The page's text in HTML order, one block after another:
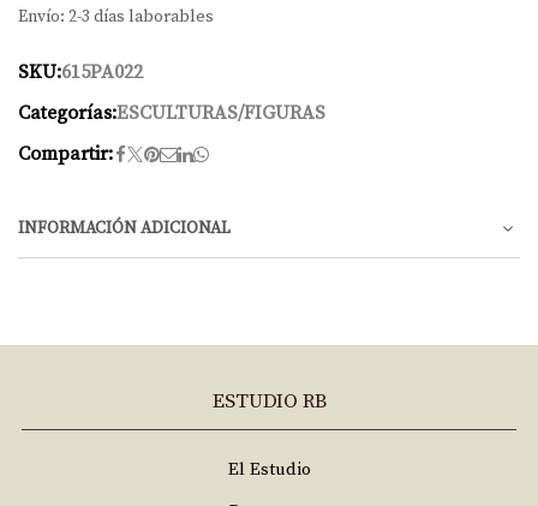
Envío: 2-3 días laborables
SKU:615PA022
Categorías:ESCULTURAS/FIGURAS
Compartir:
INFORMACIÓN ADICIONAL
ESTUDIO RB
El Estudio